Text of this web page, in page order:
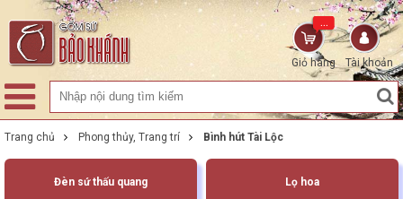
Tài khoản
Giỏ hàng
...
Trang chủ Phong thủy, Trang trí Bình hút Tài Lộc
Đèn sứ thấu quang Lọ hoa